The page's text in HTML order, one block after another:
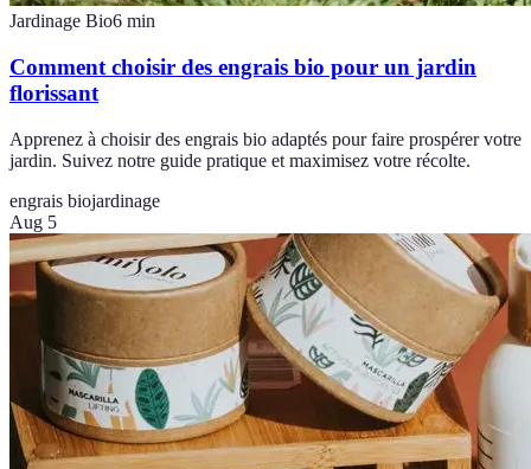
Jardinage Bio6 min
Comment choisir des engrais bio pour un jardin
florissant
Apprenez à choisir des engrais bio adaptés pour faire prospérer votre
jardin. Suivez notre guide pratique et maximisez votre récolte.
engrais biojardinage
Aug 5